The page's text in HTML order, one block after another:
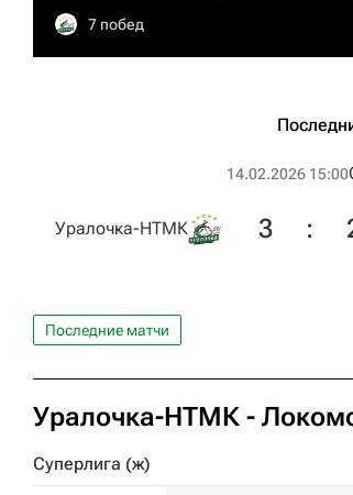
7 побед
14.02.2026 15:00
Уралочка-НТМК 3 :
Последние матчи
Уралочка-НТМК -
Суперлига (ж)